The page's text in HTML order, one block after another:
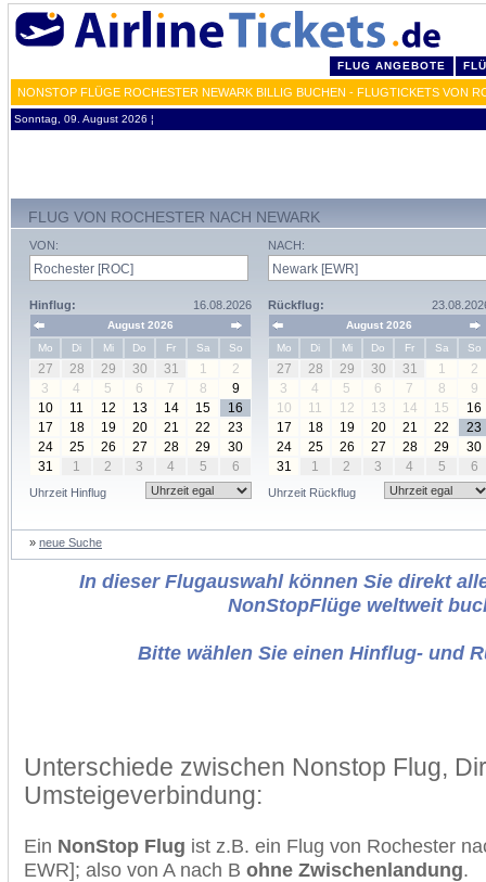
FLUG ANGEBOTE
NONSTOP FLÜGE ROCHESTER NEWARK BILLIG BUCHEN - FLUGTICKETS VON
Sonntag, 09. August 2026 ¦
FLUG VON ROCHESTER NACH NEWARK
VON:
Hinflug: 16.08.2026
August 2026
Mo
Di Mi Do Fr Sa So
27 28 29 30 31 1
2
3
4 5 6 7 8
9
10
11 12 13 14 15
16
17
18 19 20 21 22
23
24
25 26 27 28 29
30
31
1 2 3 4 5 6
Uhrzeit Hinflug
NACH:
Rückflug:
August 2026
Mo
Di Mi Do Fr Sa So
27 28 29 30 31 1
2
3
4 5 6 7 8
9
10
11 12 13 14 15
16
17
18 19 20 21 22
23
24
25 26 27 28 29
30
31
1 2 3 4 5 6
Uhrzeit Rückflug
» neue Suche
In dieser Flugauswahl können Sie direkt
NonStopFlüge weltweit
Bitte wählen Sie einen Hinflug- und
Unterschiede zwischen Nonstop Flug,
Umsteigeverbindung:
Ein NonStop Flug ist z.B. ein Flug von Rochester
EWR]; also von A nach B ohne Zwischenlandung.